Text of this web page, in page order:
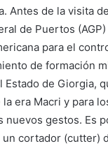
Antes de la visita
de Puertos
para el
de formación
Estado de Giorgia,
era Macri y para
nuevos gestos. Es
un cortador (cutter)